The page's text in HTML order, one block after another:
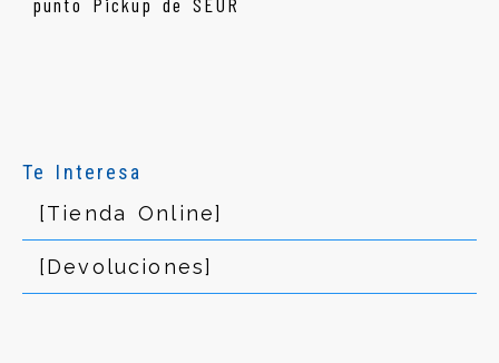
Te Interesa
[Tienda Online]
[Devoluciones]